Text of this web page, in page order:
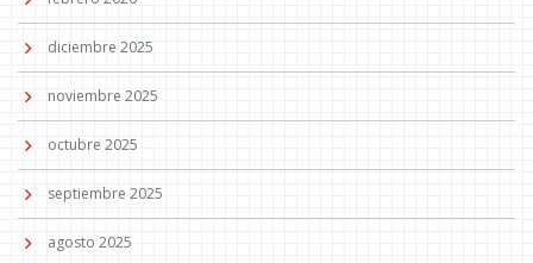
diciembre 2025
noviembre 2025
octubre 2025
septiembre 2025
agosto 2025